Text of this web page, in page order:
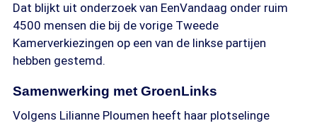
Dat blijkt uit onderzoek van EenVandaag onder ruim
4500 mensen die bij de vorige Tweede
Kamerverkiezingen op een van de linkse partijen
hebben gestemd.
Samenwerking met GroenLinks
Volgens Lilianne Ploumen heeft haar plotselinge